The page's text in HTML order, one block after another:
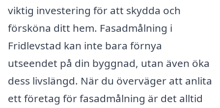
viktig investering för att skydda och
försköna ditt hem. Fasadmålning i
Fridlevstad kan inte bara förnya
utseendet på din byggnad, utan även öka
dess livslängd. När du överväger att anlita
ett företag för fasadmålning är det alltid